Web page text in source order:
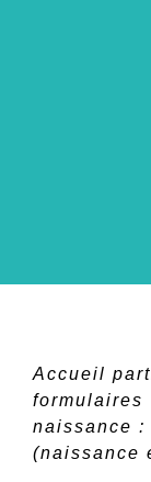
Accueil
formulaires
naissance
(naissance